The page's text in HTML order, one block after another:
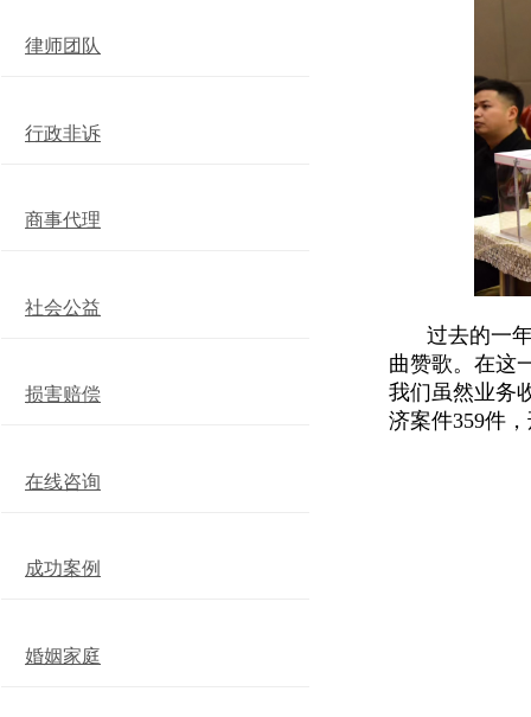
律师团队
行政非诉
商事代理
社会公益
损害赔偿
在线咨询
成功案例
婚姻家庭
过去的一
曲赞歌。在这
我们虽然业务
济案件359件